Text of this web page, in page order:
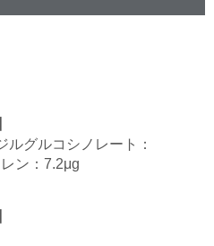
ルグルコシノレート：
ン：7.2μg